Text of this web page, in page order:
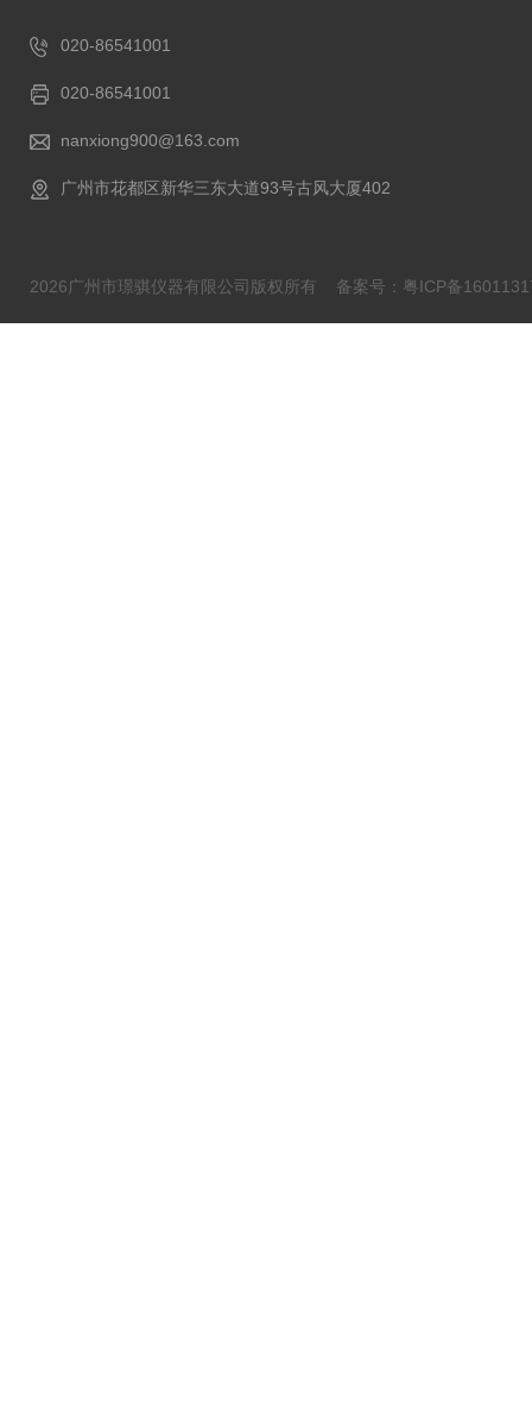
020-86541001
020-86541001
nanxiong900@163.com
广州市花都区新华三东大道93号古风大厦402
2026广州市璟骐仪器有限公司版权所有 备案号：粤ICP备